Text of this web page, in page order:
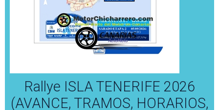
Rallye ISLA TENERIFE 2026
(AVANCE, TRAMOS, HORARIOS,